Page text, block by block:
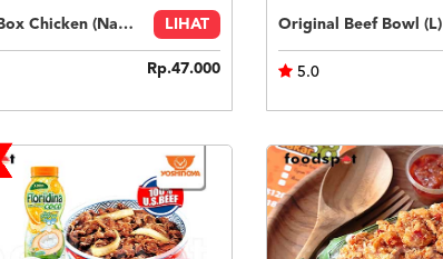
Fingers Box Chicken (Nasi Putih) Silky Pudding LIHAT
Rp.47.000
Original Beef Bowl (L)
5.0